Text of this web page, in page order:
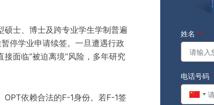
士、博士及跨专业学生学制普遍
停学业申请续签。一旦遭遇行政
面临”被迫离境”风险，多年研究
依赖合法的F-1身份。若F-1签
姓名
电话号码